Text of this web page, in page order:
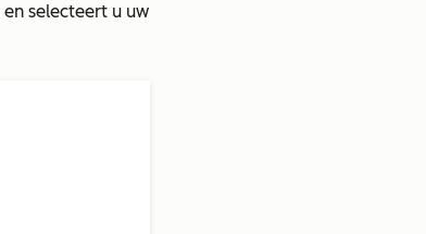
en selecteert u uw